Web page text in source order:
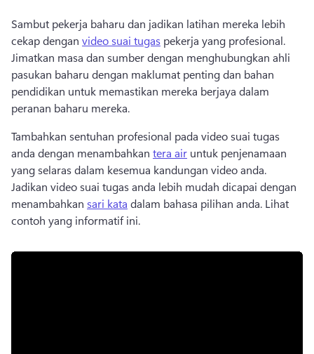
Sambut pekerja baharu dan jadikan latihan mereka lebih
cekap dengan video suai tugas
Jimatkan masa dan sumber dengan menghubungkan ahli
pasukan baharu dengan maklumat penting dan bahan
pendidikan untuk memastikan mereka berjaya dalam
peranan baharu mereka.
Tambahkan sentuhan profesional pada video suai tugas
anda dengan menambahkan tera air untuk penjenamaan
Jadikan video suai tugas anda lebih mudah dicapai dengan
menambahkan sari kata dalam bahasa pilihan anda. Lihat
contoh yang informatif ini.